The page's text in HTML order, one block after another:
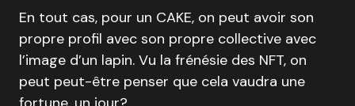
En tout cas, pour un CAKE, on peut avoir son
propre profil avec son propre collective avec
l’image d’un lapin. Vu la frénésie des NFT, on
peut peut-être penser que cela vaudra une